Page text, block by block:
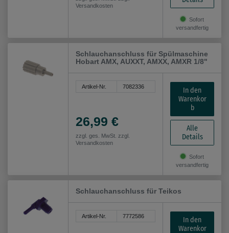
Versandkosten
Sofort
versandfertig
Schlauchanschluss für Spülmaschine
Hobart AMX, AUXXT, AMXX, AMXR 1/8"
Artikel-Nr. 7082336
26,99 €
zzgl. ges. MwSt. zzgl.
Versandkosten
In den
Warenkor
b
Alle
Details
Sofort
versandfertig
Schlauchanschluss für Teikos
Artikel-Nr. 7772586
In den
Warenkor